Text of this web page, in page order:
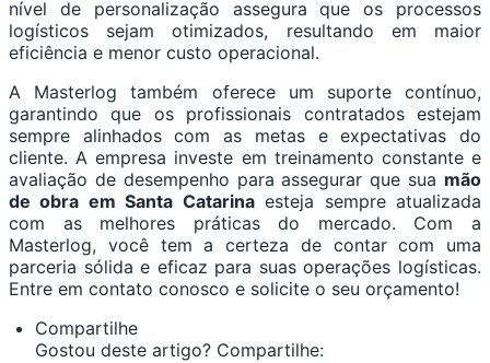
nível de personalização assegura que os processos
logísticos sejam otimizados, resultando em maior
eficiência e menor custo operacional.
A Masterlog também oferece um suporte contínuo,
garantindo que os profissionais contratados estejam
sempre alinhados com as metas e expectativas do
cliente. A empresa investe em treinamento constante e
avaliação de desempenho para assegurar que sua mão
de obra em Santa Catarinaesteja sempre atualizada
com as melhores práticas do mercado. Com a
Masterlog, você tem a certeza de contar com uma
parceria sólida e eficaz para suas operações logísticas.
Entre em contato conosco e solicite o seu orçamento!
Compartilhe
Gostou deste artigo? Compartilhe: